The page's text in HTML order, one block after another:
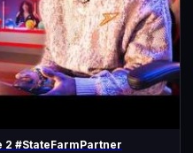
2 #StateFarmPartner